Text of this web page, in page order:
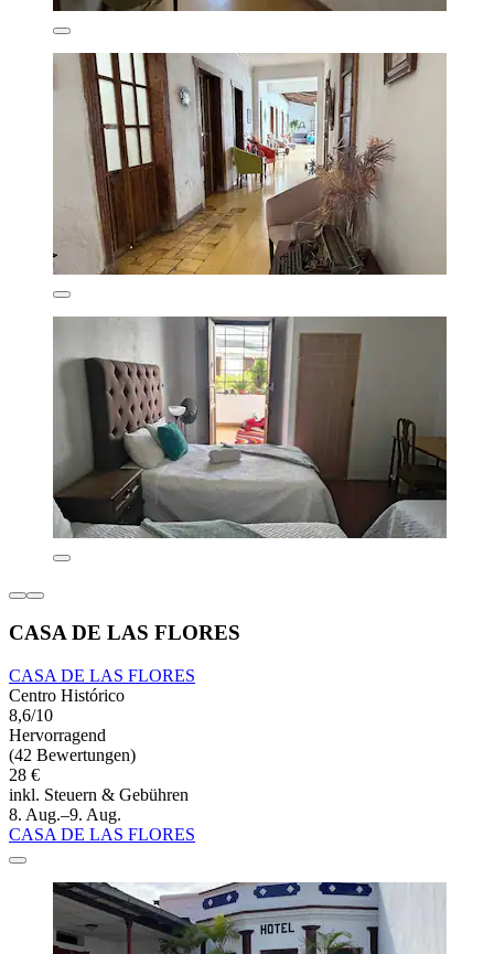
CASA DE LAS FLORES
CASA DE LAS FLORES
Centro Histórico
8,6/10
Hervorragend
(42 Bewertungen)
28 €
inkl. Steuern & Gebühren
8. Aug.–9. Aug.
CASA DE LAS FLORES